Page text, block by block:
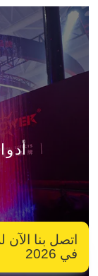
في 2026